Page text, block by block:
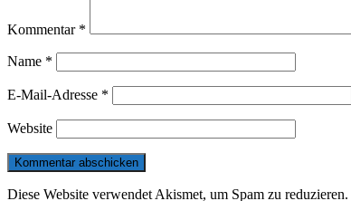
Kommentar *
Name *
E-Mail-Adresse *
Website
Diese Website verwendet Akismet, um Spam zu reduzieren.